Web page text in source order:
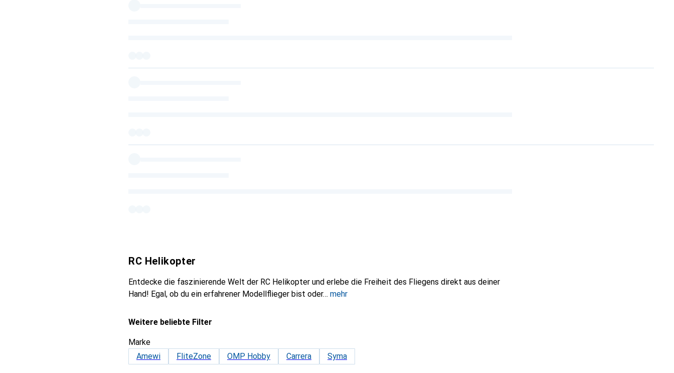
RC Helikopter
Entdecke die faszinierende Welt der RC Helikopter und erlebe die Freiheit des Fliegens direkt aus deiner
Hand! Egal, ob du ein erfahrener Modellflieger bist oder
mehr
Weitere beliebte Filter
Marke
Amewi
FliteZone OMP Hobby Carrera Syma